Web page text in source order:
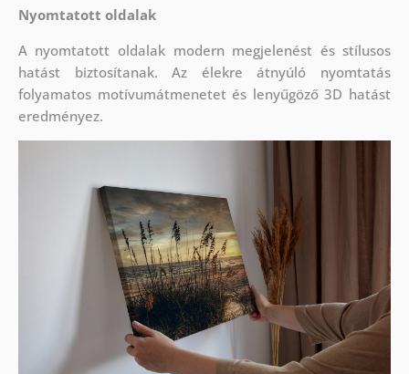
Nyomtatott oldalak
A nyomtatott oldalak modern megjelenést és stílusos
hatást biztosítanak. Az élekre átnyúló nyomtatás
folyamatos motívumátmenetet és lenyűgöző 3D hatást
eredményez.